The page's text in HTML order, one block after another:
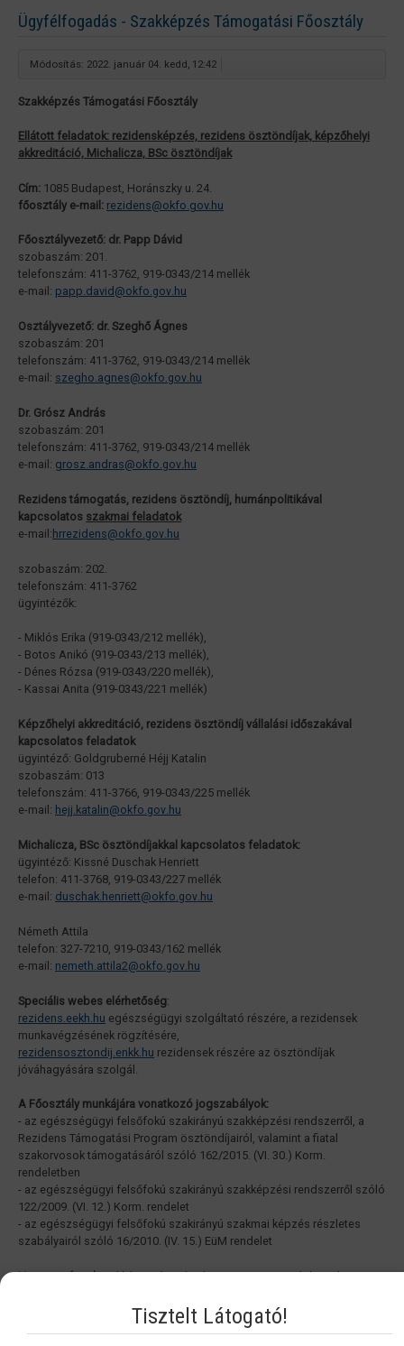
Ügyfélfogadás - Szakképzés Támogatási Főosztály
Módosítás: 2022. január 04. kedd, 12:42
Szakképzés Támogatási Főosztály
Ellátott feladatok: rezidensképzés, rezidens ösztöndíjak, képzőhelyi
akkreditáció, Michalicza, BSc ösztöndíjak
Cím: 1085 Budapest, Horánszky u. 24.
főosztály e-mail: rezidens@okfo.gov.hu
Főosztályvezető: dr. Papp Dávid
szobaszám: 201.
telefonszám: 411-3762, 919-0343/214 mellék
e-mail: papp.david@okfo.gov .hu
Osztályvezető: dr. Szeghő Ágnes
szobaszám: 201
telefonszám: 411-3762, 919-0343/214 mellék
e-mail: szegho.agnes@okfo.gov .hu
Dr. Grósz András
szobaszám: 201
telefonszám: 411-3762, 919-0343/214 mellék
e-mail: grosz.andras@okfo.gov.hu
Rezidens támogatás, rezidens ösztöndíj, humánpolitikával
kapcsolatos szakmai feladatok
e-mail: hrrezidens@okfo.gov.hu
szobaszám: 202.
telefonszám: 411-3762
ügyintézők:
- Miklós Erika (919-0343/212 mellék),
- Botos Anikó (919-0343/213 mellék),
- Dénes Rózsa (919-0343/220 mellék),
- Kassai Anita (919-0343/221 mellék)
Képzőhelyi akkreditáció, rezidens ösztöndíj vállalási időszakával
kapcsolatos feladatok
ügyintéző: Goldgruberné Héjj Katalin
szobaszám: 013
telefonszám: 411-3766, 919-0343/225 mellék
e-mail: hejj.katalin@okfo.gov .hu
Michalicza, BSc ösztöndíjakkal kapcsolatos feladatok:
ügyintéző: Kissné Duschak Henriett
telefon: 411-3768, 919-0343/227 mellék
e-mail: duschak.henriett@okfo.gov .hu
Németh Attila
telefon: 327-7210, 919-0343/162 mellék
e-mail: nemeth.attila2@okfo.gov.hu
Speciális webes elérhetőség:
rezidens.eekh.hu egészségügyi szolgáltató részére, a rezidensek
munkavégzésének rögzítésére,
rezidensosztondij.enkk.hu rezidensek részére az ösztöndíjak
jóváhagyására szolgál.
A Főosztály munkájára vonatkozó jogszabályok:
- az egészségügyi felsőfokú szakirányú szakképzési rendszerről, a
Rezidens Támogatási Program ösztöndíjairól, valamint a fiatal
szakorvosok támogatásáról szóló 162/2015. (VI. 30.) Korm.
rendeletben
- az egészségügyi felsőfokú szakirányú szakképzési rendszerről szóló
122/2009. (VI. 12.) Korm. rendelet
- az egészségügyi felsőfokú szakirányú szakmai képzés részletes
szabályairól szóló 16/2010. (IV. 15.) EüM rendelet
Nyomtatványok:enkk.hu/index.php/hun/nyomtatvanyok/koordinacios-
Tisztelt Látogató!